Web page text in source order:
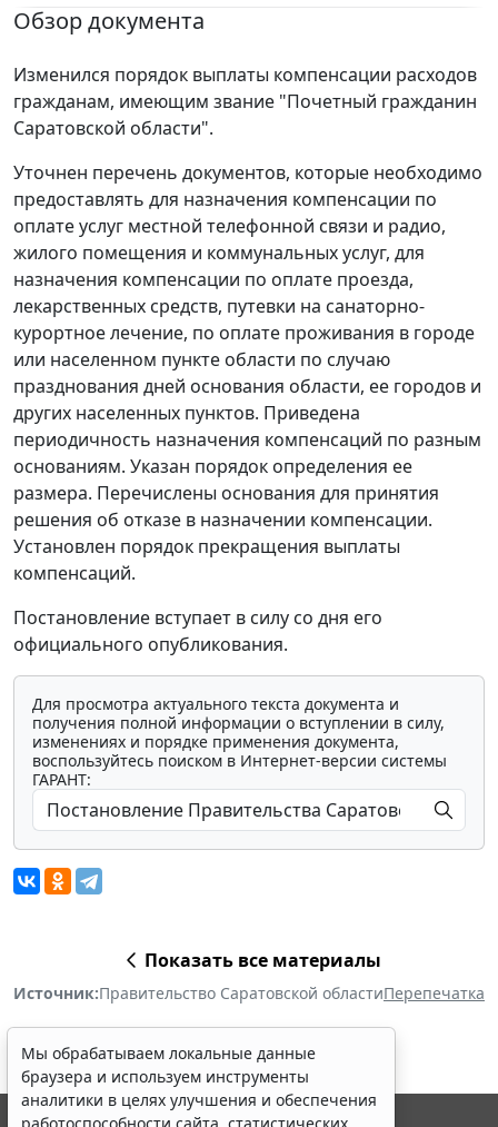
Обзор документа
Изменился порядок выплаты компенсации расходов
гражданам, имеющим звание "Почетный гражданин
Саратовской области".
Уточнен перечень документов, которые необходимо
предоставлять для назначения компенсации по
оплате услуг местной телефонной связи и радио,
жилого помещения и коммунальных услуг, для
назначения компенсации по оплате проезда,
лекарственных средств, путевки на санаторно-
курортное лечение, по оплате проживания в городе
или населенном пункте области по случаю
празднования дней основания области, ее городов и
других населенных пунктов. Приведена
периодичность назначения компенсаций по разным
основаниям. Указан порядок определения ее
размера. Перечислены основания для принятия
решения об отказе в назначении компенсации.
Установлен порядок прекращения выплаты
компенсаций.
Постановление вступает в силу со дня его
официального опубликования.
Для просмотра актуального текста документа и
получения полной информации о вступлении в силу,
изменениях и порядке применения документа,
воспользуйтесь поиском в Интернет-версии системы
ГАРАНТ:
Показать все материалы
Источник:Правительство Саратовской областиПерепечатка
Мы обрабатываем локальные данные
браузера и используем инструменты
аналитики в целях улучшения и обеспечения